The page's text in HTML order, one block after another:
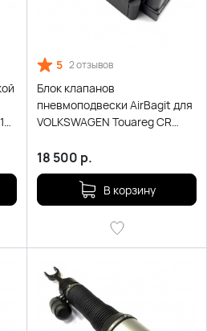
5 2 отзывов
Блок клапанов
пневмоподвески AirBagit для
VOLKSWAGEN Touareg CR
18 500 р.
В корзину